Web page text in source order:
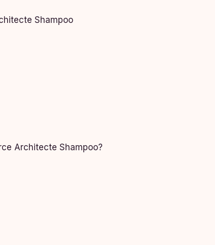
Shampoo
Architecte Shampoo?